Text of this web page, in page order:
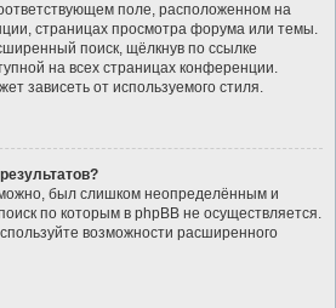
поле, расположенном на
страницах просмотра форума или темы.
поиск, щёлкнув по ссылке
на всех страницах конференции.
зависеть от используемого стиля.
был слишком неопределённым и
по которым в phpBB не осуществляется.
возможности расширенного